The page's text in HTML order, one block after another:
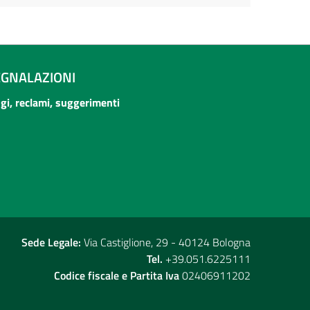
reclami, suggerimenti
Sede Legale: Via Castiglione, 29 - 40124 Bologna
Tel. +39.051.6225111
Codice fiscale e Partita Iva02406911202